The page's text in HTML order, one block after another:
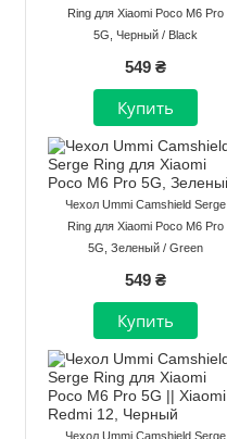
Ring для Xiaomi Poco M6 Pro
5G, Черный / Black
549 ₴
Чехол Ummi Camshield Serge
Ring для Xiaomi Poco M6 Pro
5G, Зеленый / Green
549 ₴
Чехол Ummi Camshield Serge